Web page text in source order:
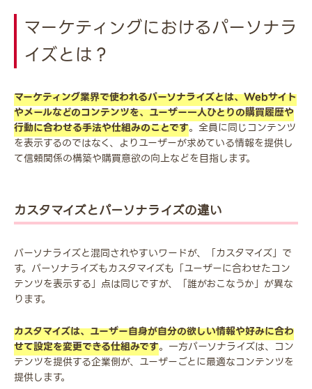
マーケティングにおけるパーソナラ
イズとは？
マーケティング業界で使われるパーソナライズとは、Webサイト
やメールなどのコンテンツを、ユーザー一人ひとりの購買履歴や
行動に合わせる手法や仕組みのことです。全員に同じコンテンツ
を表示するのではなく、よりユーザーが求めている情報を提供し
て信頼関係の構築や購買意欲の向上などを目指します。
カスタマイズとパーソナライズの違い
パーソナライズと混同されやすいワードが、「カスタマイズ」で
す。パーソナライズもカスタマイズも「ユーザーに合わせたコン
テンツを表示する」点は同じですが、「誰がおこなうか」が異な
ります。
カスタマイズは、ユーザー自身が自分の欲しい情報や好みに合わ
せて設定を変更できる仕組みです。一方パーソナライズは、コン
テンツを提供する企業側が、ユーザーごとに最適なコンテンツを
提供します。